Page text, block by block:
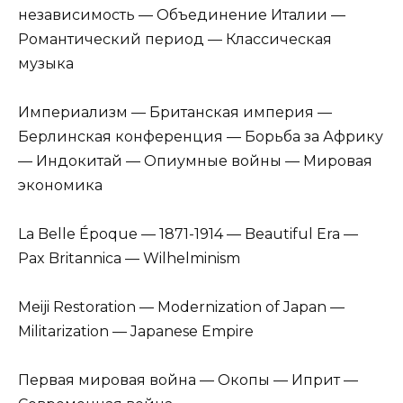
независимость — Объединение Италии —
Романтический период — Классическая
музыка
Империализм — Британская империя —
Берлинская конференция — Борьба за Африку
— Индокитай — Опиумные войны — Мировая
экономика
La Belle Époque — 1871-1914 — Beautiful Era —
Pax Britannica — Wilhelminism
Meiji Restoration — Modernization of Japan —
Militarization — Japanese Empire
Первая мировая война — Окопы — Иприт —